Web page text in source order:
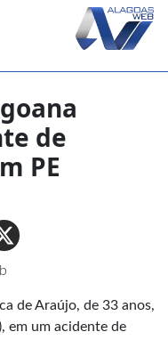
de
PE
de Araújo, de 33 anos,
em um acidente de